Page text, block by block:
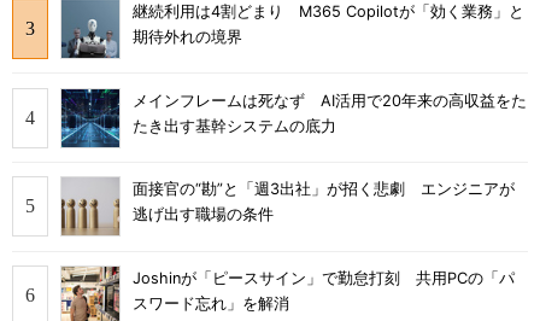
継続利用は4割どまり M365 Copilotが「効く業務」と
期待外れの境界
メインフレームは死なず AI活用で20年来の高収益をた
たき出す基幹システムの底力
面接官の“勘”と「週3出社」が招く悲劇 エンジニアが
逃げ出す職場の条件
Joshinが「ピースサイン」で勤怠打刻 共用PCの「パ
スワード忘れ」を解消